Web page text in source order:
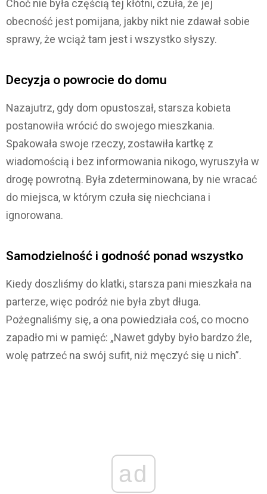
Choć nie była częścią tej kłótni, czuła, że jej
obecność jest pomijana, jakby nikt nie zdawał sobie
sprawy, że wciąż tam jest i wszystko słyszy.
Decyzja o powrocie do domu
Nazajutrz, gdy dom opustoszał, starsza kobieta
postanowiła wrócić do swojego mieszkania.
Spakowała swoje rzeczy, zostawiła kartkę z
wiadomością i bez informowania nikogo, wyruszyła w
drogę powrotną. Była zdeterminowana, by nie wracać
do miejsca, w którym czuła się niechciana i
ignorowana.
Samodzielność i godność ponad wszystko
Kiedy doszliśmy do klatki, starsza pani mieszkała na
parterze, więc podróż nie była zbyt długa.
Pożegnaliśmy się, a ona powiedziała coś, co mocno
zapadło mi w pamięć: „Nawet gdyby było bardzo źle,
wolę patrzeć na swój sufit, niż męczyć się u nich”.
ad